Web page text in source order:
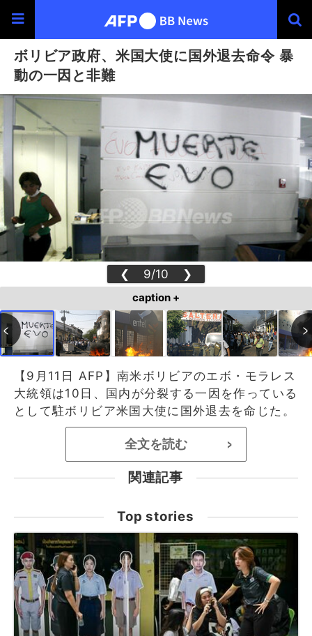
ボリビア政府、米国大使に国外退去命令 暴
動の一因と非難
❮ 9/10 ❯
caption +
【9月11日 AFP】南米ボリビアのエボ・モラレス
大統領は10日、国内が分裂する一因を作っている
として駐ボリビア米国大使に国外退去を命じた。
全文を読む >
関連記事
Top stories